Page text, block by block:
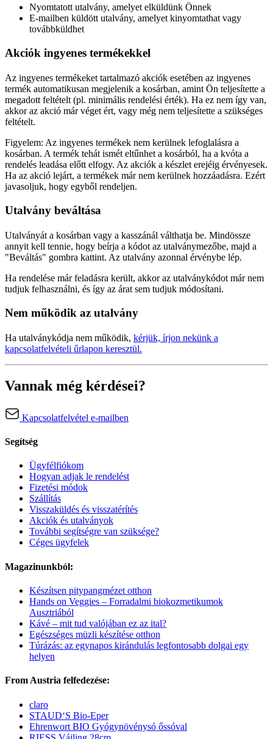
Nyomtatott utalvány, amelyet elküldünk Önnek
E-mailben küldött utalvány, amelyet kinyomtathat vagy
továbbküldhet
Akciók ingyenes termékekkel
Az ingyenes termékeket tartalmazó akciók esetében az ingyenes
termék automatikusan megjelenik a kosárban, amint Ön teljesítette a
megadott feltételt (pl. minimális rendelési érték). Ha ez nem így van,
akkor az akció már véget ért, vagy még nem teljesítette a szükséges
feltételt.
Figyelem: Az ingyenes termékek nem kerülnek lefoglalásra a
kosárban. A termék tehát ismét eltűnhet a kosárból, ha a kvóta a
rendelés leadása előtt elfogy. Az akciók a készlet erejéig érvényesek.
Ha az akció lejárt, a termékek már nem kerülnek hozzáadásra. Ezért
javasoljuk, hogy egyből rendeljen.
Utalvány beváltása
Utalványát a kosárban vagy a kasszánál válthatja be. Mindössze
annyit kell tennie, hogy beírja a kódot az utalványmezőbe, majd a
"Beváltás" gombra kattint. Az utalvány azonnal érvénybe lép.
Ha rendelése már feladásra került, akkor az utalványkódot már nem
tudjuk felhasználni, és így az árat sem tudjuk módosítani.
Nem működik az utalvány
Ha utalványkódja nem működik, kérjük, írjon nekünk a
kapcsolatfelvételi űrlapon keresztül.
Vannak még kérdései?
Kapcsolatfelvétel e-mailben
Segítség
Ügyfélfiókom
Hogyan adjak le rendelést
Fizetési módok
Szállítás
Visszaküldés és visszatérítés
Akciók és utalványok
További segítségre van szüksége?
Céges ügyfelek
Magazinunkból:
Készítsen pitypangmézet otthon
Hands on Veggies – Forradalmi biokozmetikumok
Ausztriából
Kávé – mit tud valójában ez az ital?
Egészséges müzli készítése otthon
Túrázás: az egynapos kirándulás legfontosabb dolgai egy
helyen
From Austria felfedezése:
claro
STAUD‘S Bio-Eper
Ehrenwort BIO Gyógynövénysó őssóval